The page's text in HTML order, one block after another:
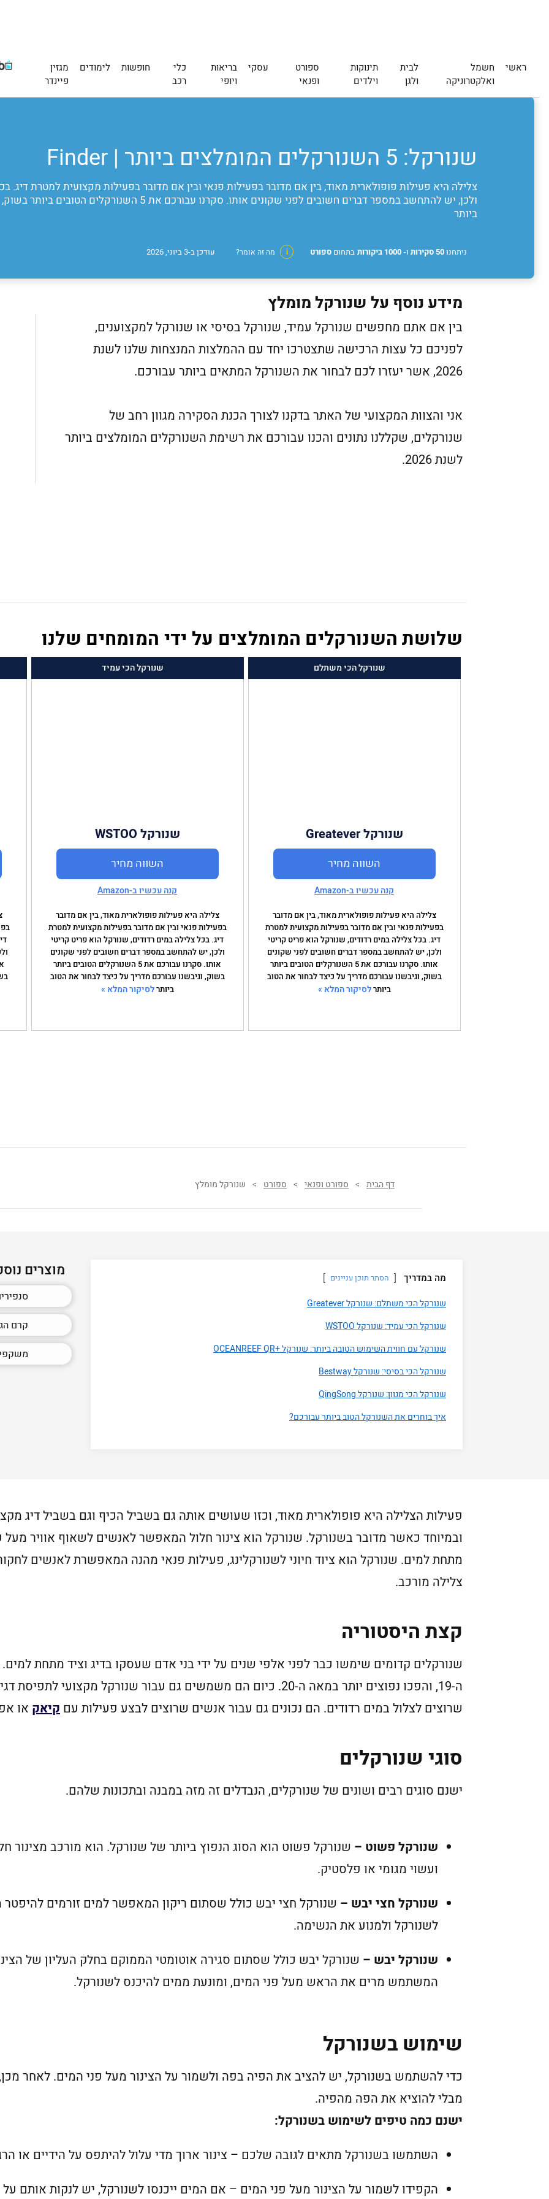
ראשי
חשמל
ואלקטרוניקה
לבית
ולגן
תינוקות
וילדים
ספורט
ופנאי
עסקי
בריאות
ויופי
כלי
רכב
חופשות לימודים
מגזין
פיינדר
שנורקל: 5 השנורקלים המומלצים ביותר | Finder
צלילה היא פעילות פופולארית מאוד, בין אם מדובר בפעילות פנאי ובין אם מדובר בפעילות מקצועית למטרת דיג.
ולכן, יש להתחשב במספר דברים חשובים לפני שקונים אותו.
ביותר
ניתחנו50 סקירות ו- 1000 ביקורות בתחום ספורט i מה זה אומר? עודכן ב-3 ביוני, 2026
מידע נוסף על שנורקל מומלץ
בין אם אתם מחפשים שנורקל עמיד, שנורקל בסיסי או שנורקל למקצוענים,
לפניכם כל עצות הרכישה שתצטרכו יחד עם ההמלצות המנצחות שלנו לשנת
2026, אשר יעזרו לכם לבחור את השנורקל המתאים ביותר עבורכם.
אני והצוות המקצועי של האתר בדקנו לצורך הכנת הסקירה מגוון רחב של
שנורקלים, שקללנו נתונים והכנו עבורכם את רשימת השנורקלים המומלצים ביותר
לשנת 2026.
שלושת השנורקלים המומלצים על ידי המומחים שלנו
שנורקל הכי משתלם
שנורקל Greatever
השווה מחיר
קנה עכשיו ב-Amazon
צלילה היא פעילות פופולארית מאוד, בין אם מדובר
בפעילות פנאי ובין אם מדובר בפעילות מקצועית למטרת
דיג. בכל צלילה במים רדודים, שנורקל הוא פריט קריטי
ולכן, יש להתחשב במספר דברים חשובים לפני שקונים
אותו. סקרנו עבורכם את 5 השנורקלים הטובים ביותר
בשוק, וגיבשנו עבורכם מדריך על כיצד לבחור את הטוב
ביותרלסיקור המלא »
שנורקל הכי עמיד
שנורקל WSTOO
השווה מחיר
קנה עכשיו ב-Amazon
צלילה היא פעילות פופולארית מאוד, בין אם מדובר
בפעילות פנאי ובין אם מדובר בפעילות מקצועית למטרת
דיג. בכל צלילה במים רדודים, שנורקל הוא פריט קריטי
ולכן, יש להתחשב במספר דברים חשובים לפני שקונים
אותו. סקרנו עבורכם את 5 השנורקלים הטובים ביותר
בשוק, וגיבשנו עבורכם מדריך על כיצד לבחור את הטוב
ביותרלסיקור המלא »
דף הבית > ספורט ופנאי > ספורט > שנורקל מומלץ
מה במדריך הסתר תוכן עניינים
שנורקל הכי משתלם: שנורקל Greatever
שנורקל הכי עמיד: שנורקל WSTOO
שנורקל עם חווית השימוש הטובה ביותר: שנורקל +OCEANREEF QR
שנורקל הכי בסיסי: שנורקל Bestway
שנורקל הכי מגוון: שנורקל QingSong
איך בוחרים את השנורקל הטוב ביותר עבורכם?
מוצרים
קרם
פעילות הצלילה היא פופולארית מאוד, וכזו שעושים אותה גם בשביל הכיף וגם בשביל דיג
ובמיוחד כאשר מדובר בשנורקל. שנורקל הוא צינור חלול המאפשר לאנשים לשאוף אוויר
מתחת למים. שנורקל הוא ציוד חיוני לשנורקלינג, פעילות פנאי מהנה המאפשרת לאנשים
צלילה מורכב.
קצת היסטוריה
שנורקלים קדומים שימשו כבר לפני אלפי שנים על ידי בני אדם שעסקו בדיג וציד מתחת
ה-19, והפכו נפוצים יותר במאה ה-20. כיום הם משמשים גם עבור שנורקל
שרוצים לצלול במים רדודים. הם נכונים גם עבור אנשים שרוצים לבצע פעילות עם קיאק או
סוגי שנורקלים
ישנם סוגים רבים ושונים של שנורקלים, הנבדלים זה מזה במבנה ובתכונות שלהם.
שנורקל פשוט –
ועשוי מגומי או פלסטיק.
שנורקל חצי יבש – שנורקל חצי יבש כולל שסתום ריקון המאפשר למים זורמים להיפטר
לשנורקל ולמנוע את הנשימה.
שנורקל יבש – שנורקל יבש כולל שסתום סגירה אוטומטי הממוקם בחלק העליון של
המשתמש מרים את הראש מעל פני המים, ומונעת ממים להיכנס לשנורקל.
שימוש בשנורקל
כדי להשתמש בשנורקל, יש להציב את הפיה בפה ולשמור על הצינור מעל פני המים. לאחר
מבלי להוציא את הפה מהפיה.
ישנם כמה טיפים לשימוש בשנורקל:
השתמשו בשנורקל מתאים לגובה שלכם – צינור ארוך מדי עלול להיתפס על הידיים או
הקפידו לשמור על הצינור מעל פני המים – אם המים ייכנסו לשנורקל, יש לנקות אותם על